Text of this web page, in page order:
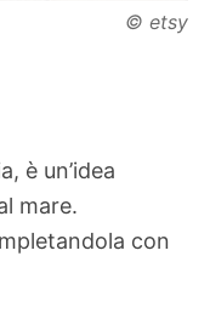
© etsy
è un’idea
mare.
con